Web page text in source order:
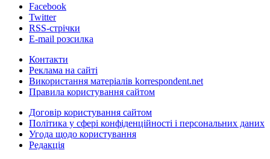
Facebook
Twitter
RSS-стрічки
E-mail розсилка
Контакти
Реклама на сайті
Використання матеріалів korrespondent.net
Правила користування сайтом
Договір користування сайтом
Політика у сфері конфіденційності і персональних даних
Угода щодо користування
Редакція